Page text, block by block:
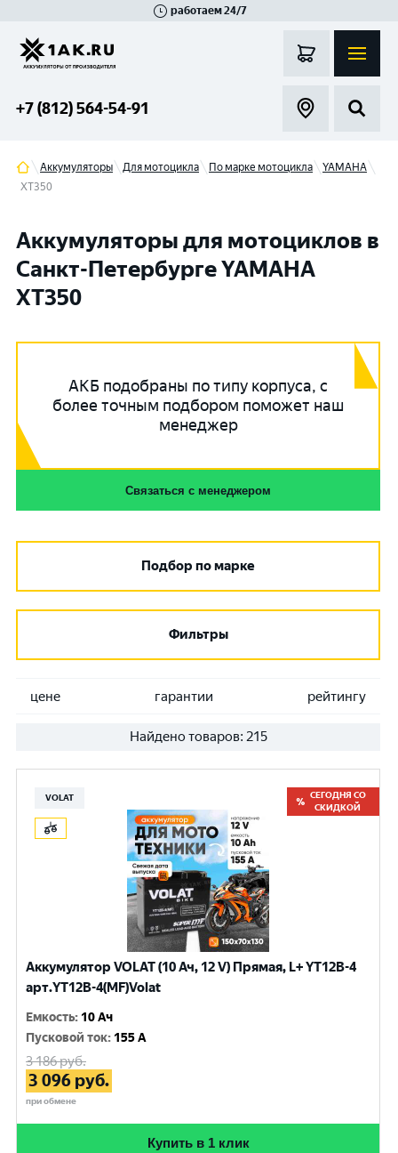
работаем 24/7
+7 (812) 564-54-91
Аккумуляторы Для мотоцикла По марке мотоцикла
YAMAHA
XT350
Аккумуляторы для мотоциклов в
Санкт-Петербурге YAMAHA
XT350
АКБ подобраны по типу корпуса, с
более точным подбором поможет наш
менеджер
Связаться с менеджером
Подбор по марке
Фильтры
цене гарантии рейтингу
Найдено товаров: 215
VOLAT
СЕГОДНЯ СО
СКИДКОЙ
Аккумулятор VOLAT (10 Ач, 12 V) Прямая, L+ YT12B-4
арт.YT12B-4(MF)Volat
Емкость: 10 Ач
Пусковой ток: 155 A
3 186руб.
3 096 руб.
при обмене
Купить в 1 клик
Гатчина